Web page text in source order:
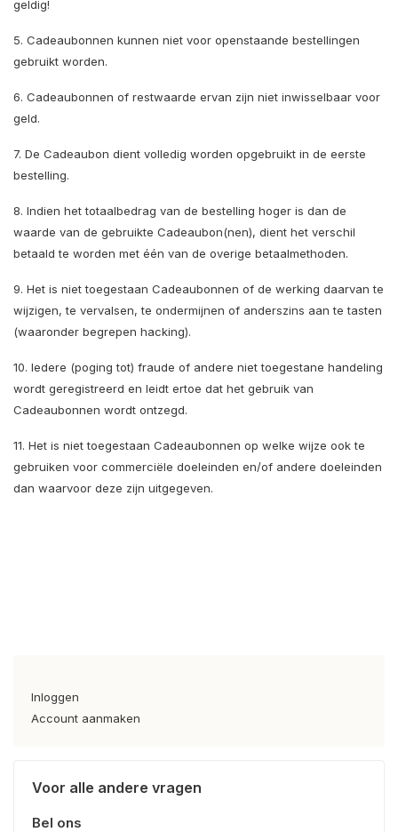
geldig!
5. Cadeaubonnen kunnen niet voor openstaande bestellingen
gebruikt worden.
6. Cadeaubonnen of restwaarde ervan zijn niet inwisselbaar voor
geld.
7. De Cadeaubon dient volledig worden opgebruikt in de eerste
bestelling.
8. Indien het totaalbedrag van de bestelling hoger is dan de
waarde van de gebruikte Cadeaubon(nen), dient het verschil
betaald te worden met één van de overige betaalmethoden.
9. Het is niet toegestaan Cadeaubonnen of de werking daarvan te
wijzigen, te vervalsen, te ondermijnen of anderszins aan te tasten
(waaronder begrepen hacking).
10. Iedere (poging tot) fraude of andere niet toegestane handeling
wordt geregistreerd en leidt ertoe dat het gebruik van
Cadeaubonnen wordt ontzegd.
11. Het is niet toegestaan Cadeaubonnen op welke wijze ook te
gebruiken voor commerciële doeleinden en/of andere doeleinden
dan waarvoor deze zijn uitgegeven.
Inloggen
Account aanmaken
Voor alle andere vragen
Bel ons